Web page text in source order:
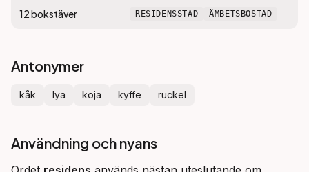
12bokstäver RESIDENSSTAD ÄMBETSBOSTAD
Antonymer
kåk lya koja kyffe ruckel
Användning och nyans